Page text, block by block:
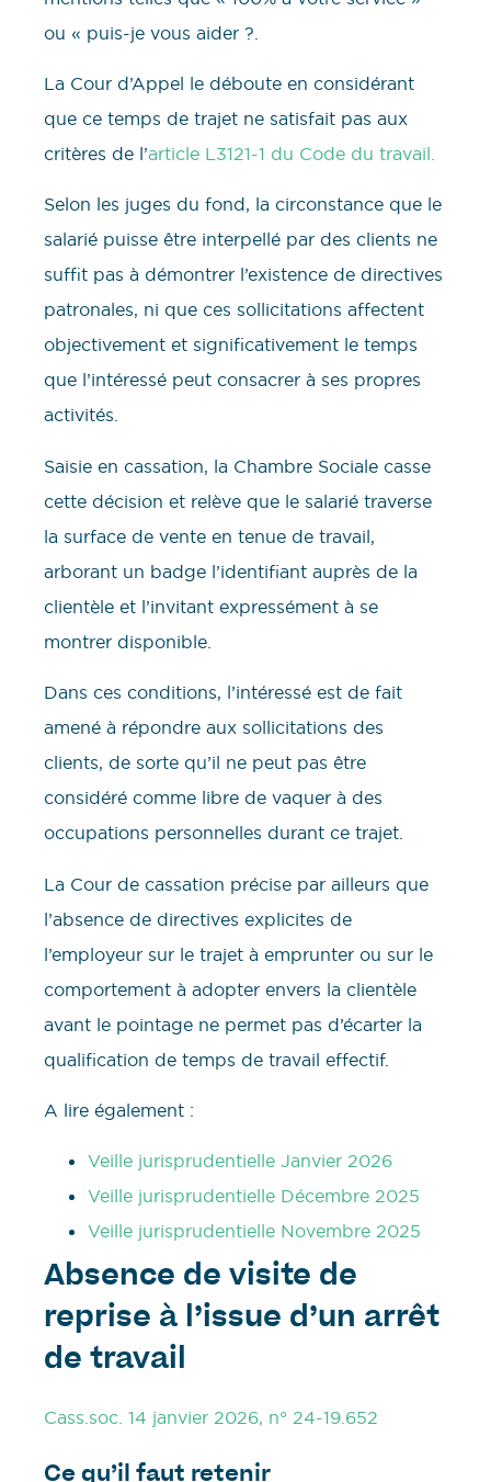
ou « puis-je vous aider ?.
La Cour d’Appel le déboute en considérant
que ce temps de trajet ne satisfait pas aux
critères de l’article L3121-1 du Code du travail.
Selon les juges du fond, la circonstance que le
salarié puisse être interpellé par des clients ne
suffit pas à démontrer l’existence de directives
patronales, ni que ces sollicitations affectent
objectivement et significativement le temps
que l’intéressé peut consacrer à ses propres
activités.
Saisie en cassation, la Chambre Sociale casse
cette décision et relève que le salarié traverse
la surface de vente en tenue de travail,
arborant un badge l’identifiant auprès de la
clientèle et l’invitant expressément à se
montrer disponible.
Dans ces conditions, l’intéressé est de fait
amené à répondre aux sollicitations des
clients, de sorte qu’il ne peut pas être
considéré comme libre de vaquer à des
occupations personnelles durant ce trajet.
La Cour de cassation précise par ailleurs que
l’absence de directives explicites de
l’employeur sur le trajet à emprunter ou sur le
comportement à adopter envers la clientèle
avant le pointage ne permet pas d’écarter la
qualification de temps de travail effectif.
A lire également :
Veille jurisprudentielle Janvier 2026
Veille jurisprudentielle Décembre 2025
Veille jurisprudentielle Novembre 2025
Absence de visite de
reprise à l’issue d’un arrêt
de travail
Cass.soc. 14 janvier 2026, n° 24-19.652
Ce qu’il faut retenir